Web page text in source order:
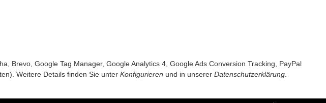
Brevo, Google Tag Manager, Google Analytics 4, Google Ads Conversion Tracking, PayPal
Weitere Details finden Sie unter Konfigurieren und in unserer Datenschutzerklärung